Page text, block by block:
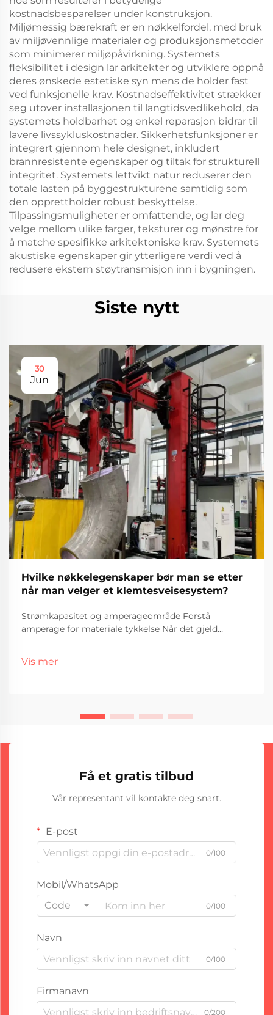
kostnadsbesparelser under konstruksjon.
Miljømessig bærekraft er en nøkkelfordel, med bruk
av miljøvennlige materialer og produksjonsmetoder
som minimerer miljøpåvirkning. Systemets
fleksibilitet i design lar arkitekter og utviklere oppnå
deres ønskede estetiske syn mens de holder fast
ved funksjonelle krav. Kostnadseffektivitet strækker
seg utover installasjonen til langtidsvedlikehold, da
systemets holdbarhet og enkel reparasjon bidrar til
lavere livssykluskostnader. Sikkerhetsfunksjoner er
integrert gjennom hele designet, inkludert
brannresistente egenskaper og tiltak for strukturell
integritet. Systemets lettvikt natur reduserer den
totale lasten på byggestrukturene samtidig som
den opprettholder robust beskyttelse.
Tilpassingsmuligheter er omfattende, og lar deg
velge mellom ulike farger, teksturer og mønstre for
å matche spesifikke arkitektoniske krav. Systemets
akustiske egenskaper gir ytterligere verdi ved å
redusere ekstern støytransmisjon inn i bygningen.
Siste nytt
30
Jun
Hvilke nøkkelegenskaper bør man se etter
når man velger et klemtesveisesystem?
Strømkapasitet og amperageområde Forstå
amperage for materiale tykkelse Når det gjeld
ampere betyr meir varme.
Vis mer
Få et gratis tilbud
Vår representant vil kontakte deg snart.
E-post
0/100
Mobil/WhatsApp
Code
0/100
Navn
0/100
Firmanavn
0/200